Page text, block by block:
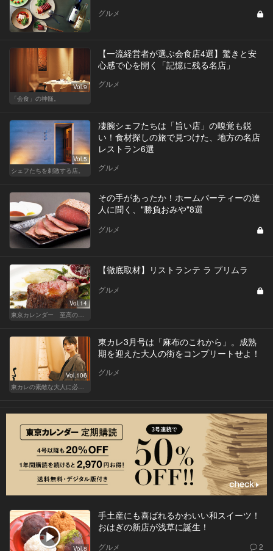
グルメ
Vol.9
「会食」の神髄。
【一流経営者が選ぶ会食店4選】驚きと安
心感で心を開く「記憶に残る名店」
グルメ
Vol.5
シェフたちを刺激する店。
凄腕シェフたちは「旨い店」の嗅覚も鋭
い！食材探しの旅で見つけた、地方の名店
レストラン6選
グルメ
その手があったか！ホームパーティーの達
人に聞く、"勝負おみや"8選
グルメ
Vol.14
東京カレンダー 至高の名店シリーズ
【徹底取材】リストランテ ラ プリムラ
グルメ
Vol.106
東カレの素敵な大人に必要なこと
東カレ3月号は「麻布のこれから」。成熟
期を迎えた大人の街をコンプリートせよ！
グルメ
Vol.8
手土産にも喜ばれるかわいい和スイーツ！
おはぎの新店が浅草に誕生！
グルメ 2